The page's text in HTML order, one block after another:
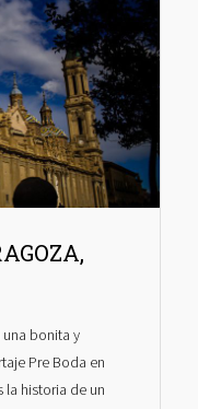
bonita y
Pre Boda en
la historia de un